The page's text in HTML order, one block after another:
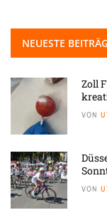
NEUESTE
Zoll
VON
VON